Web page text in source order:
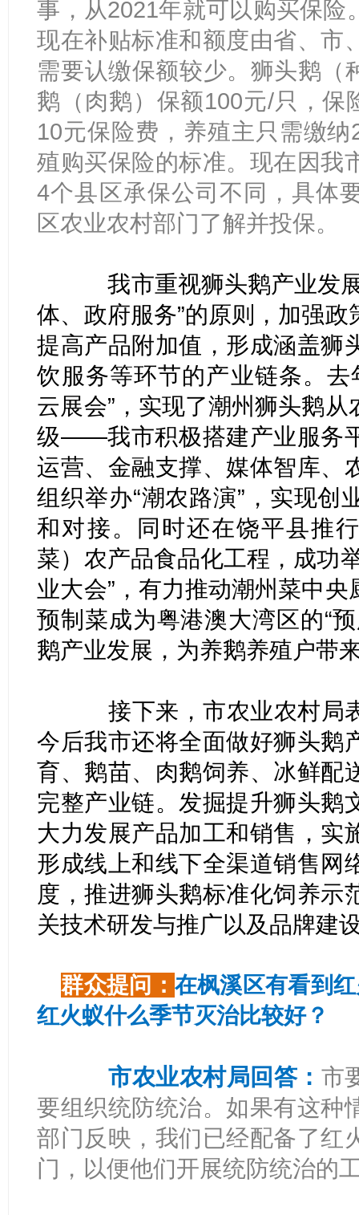
事，从2021年就可以购买保险
现在补贴标准和额度由省、市
需要认缴保额较少。狮头鹅（
鹅（肉鹅）保额100元/只，保
10元保险费，养殖主只需缴
殖购买保险的标准。现在因我
4个县区承保公司不同，具体
区农业农村部门了解并投保。
我市重视狮头鹅产业发展
体、政府服务”的原则，加强
提高产品附加值，形成涵盖狮
饮服务等环节的产业链条。去
云展会”，实现了潮州狮头鹅
级——我市积极搭建产业服务
运营、金融支撑、媒体智库、
组织举办“潮农路演”，实现创
和对接。同时还在饶平县推
菜）农产品食品化工程，成功
业大会”，有力推动潮州菜中
预制菜成为粤港澳大湾区的“
鹅产业发展，为养鹅养殖户带
接下来，市农业农村局
今后我市还将全面做好狮头鹅
育、鹅苗、肉鹅饲养、冰鲜配
完整产业链。发掘提升狮头鹅
大力发展产品加工和销售，实
形成线上和线下全渠道销售网
度，推进狮头鹅标准化饲养示
关技术研发与推广以及品牌建
群众提问： 在枫溪区有看到
红火蚁什么季节灭治比较好？
市农业农村局回答： 市
要组织统防统治。如果有这种
部门反映，我们已经配备了红
门，以便他们开展统防统治的